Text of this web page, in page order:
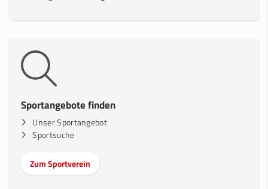
Sportangebote finden
Unser Sportangebot
Sportsuche
Zum Sportverein